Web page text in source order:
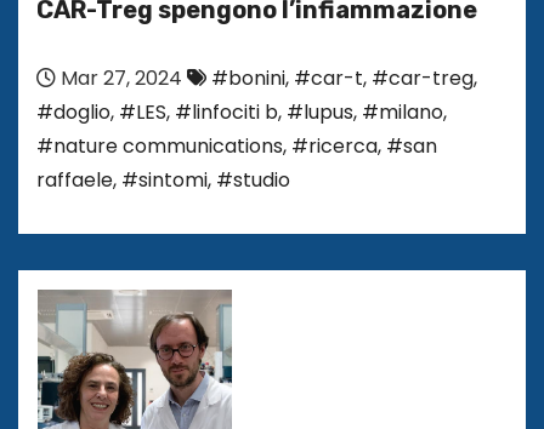
CAR-Treg spengono l’infiammazione
Mar 27, 2024 #bonini, #car-t, #car-treg,
#doglio, #LES, #linfociti b, #lupus, #milano,
#nature communications, #ricerca, #san
raffaele, #sintomi, #studio